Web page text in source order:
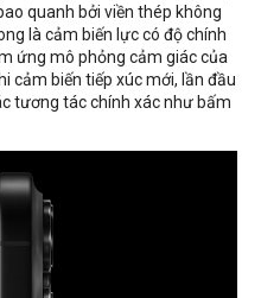
quanh bởi viền thép không
là cảm biến lực có độ chính
ứng mô phỏng cảm giác của
cảm biến tiếp xúc mới, lần đầu
tương tác chính xác như bấm